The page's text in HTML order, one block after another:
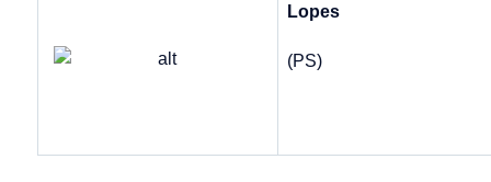
Lopes
(PS)